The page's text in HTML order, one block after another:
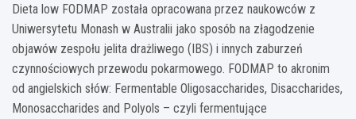
Dieta low FODMAP została opracowana przez naukowców z
Uniwersytetu Monash w Australii jako sposób na złagodzenie
objawów zespołu jelita drażliwego (IBS) i innych zaburzeń
czynnościowych przewodu pokarmowego. FODMAP to akronim
od angielskich słów: Fermentable Oligosaccharides, Disaccharides,
Monosaccharides and Polyols – czyli fermentujące